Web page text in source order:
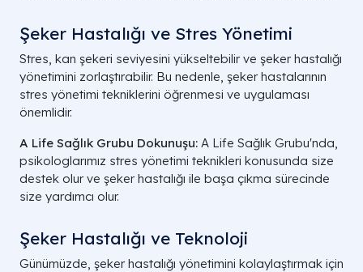
Şeker Hastalığı ve Stres Yönetimi
Stres, kan şekeri seviyesini yükseltebilir ve şeker hastalığı
yönetimini zorlaştırabilir. Bu nedenle, şeker hastalarının
stres yönetimi tekniklerini öğrenmesi ve uygulaması
önemlidir.
A Life Sağlık Grubu Dokunuşu: A Life Sağlık Grubu'nda,
psikologlarımız stres yönetimi teknikleri konusunda size
destek olur ve şeker hastalığı ile başa çıkma sürecinde
size yardımcı olur.
Şeker Hastalığı ve Teknoloji
Günümüzde, şeker hastalığı yönetimini kolaylaştırmak için